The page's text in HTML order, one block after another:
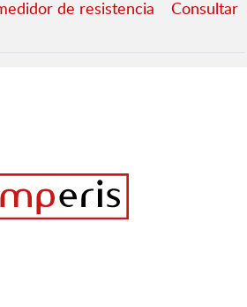
de resistencia
Consultar